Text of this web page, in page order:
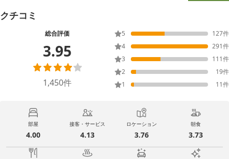
クチコミ
総合評価
3.95
1,450件
5 127件
4
291件
3
111件
2
19件
1
11件
部屋
4.00
接客・サービス
4.13
ロケーション
3.76
朝食
3.73